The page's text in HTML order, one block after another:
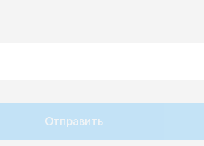
Отправить